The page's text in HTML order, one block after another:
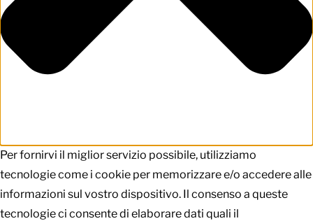
Per fornirvi il miglior servizio possibile, utilizziamo
tecnologie come i cookie per memorizzare e/o accedere alle
informazioni sul vostro dispositivo. Il consenso a queste
tecnologie ci consente di elaborare dati quali il